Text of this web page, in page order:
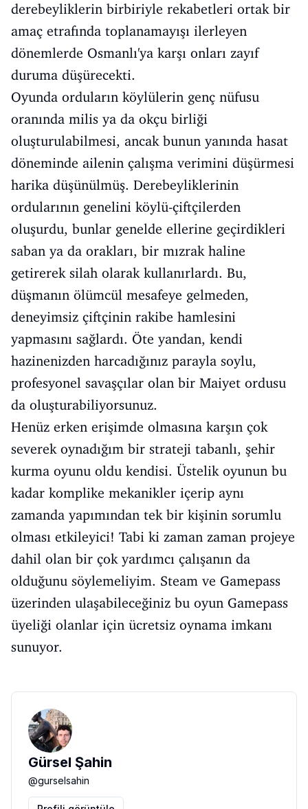
derebeyliklerin birbiriyle rekabetleri ortak bir
amaç etrafında toplanamayışı ilerleyen
dönemlerde Osmanlı'ya karşı onları zayıf
duruma düşürecekti.
Oyunda orduların köylülerin genç nüfusu
oranında milis ya da okçu birliği
oluşturulabilmesi, ancak bunun yanında hasat
döneminde ailenin çalışma verimini düşürmesi
harika düşünülmüş. Derebeyliklerinin
ordularının genelini köylü-çiftçilerden
oluşurdu, bunlar genelde ellerine geçirdikleri
saban ya da orakları, bir mızrak haline
getirerek silah olarak kullanırlardı. Bu,
düşmanın ölümcül mesafeye gelmeden,
deneyimsiz çiftçinin rakibe hamlesini
yapmasını sağlardı. Öte yandan, kendi
hazinenizden harcadığınız parayla soylu,
profesyonel savaşçılar olan bir Maiyet ordusu
da oluşturabiliyorsunuz.
Henüz erken erişimde olmasına karşın çok
severek oynadığım bir strateji tabanlı, şehir
kurma oyunu oldu kendisi. Üstelik oyunun bu
kadar komplike mekanikler içerip aynı
zamanda yapımından tek bir kişinin sorumlu
olması etkileyici! Tabi ki zaman zaman projeye
dahil olan bir çok yardımcı çalışanın da
olduğunu söylemeliyim. Steam ve Gamepass
üzerinden ulaşabileceğiniz bu oyun Gamepass
üyeliği olanlar için ücretsiz oynama imkanı
sunuyor.
Gürsel Şahin
@gurselsahin